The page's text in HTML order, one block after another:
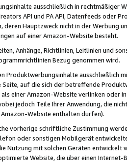
ausschließlich in rechtmäßiger
API und PA API, Datenfeeds oder
deren Hauptzweck nicht in der Werbung
auf einer Amazon-Website besteht.
Anhänge, Richtlinien, Leitlinien und
Bezug genommen wird.
Produktwerbungsinhalte ausschließlich
auf die sich der betreffende
einer Amazon-Website verlinken oder
jedoch Teile Ihrer Anwendung, die
Website enthalten dürfen).
vorherige schriftliche Zustimmung
oder sonstigen Mobilgerät
Nutzung mit solchen Geräten
Website, die über einen